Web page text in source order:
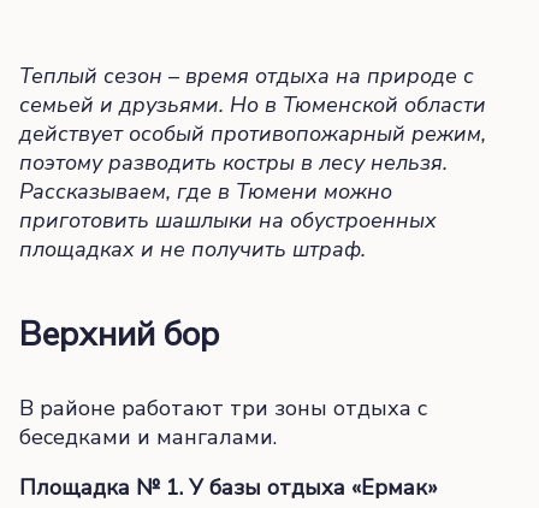
Теплый сезон – время отдыха на природе с
семьей и друзьями. Но в Тюменской области
действует особый противопожарный режим,
поэтому разводить костры в лесу нельзя.
Рассказываем, где в Тюмени можно
приготовить шашлыки на обустроенных
площадках и не получить штраф.
Верхний бор
В районе работают три зоны отдыха с
беседками и мангалами.
Площадка № 1. У базы отдыха «Ермак»